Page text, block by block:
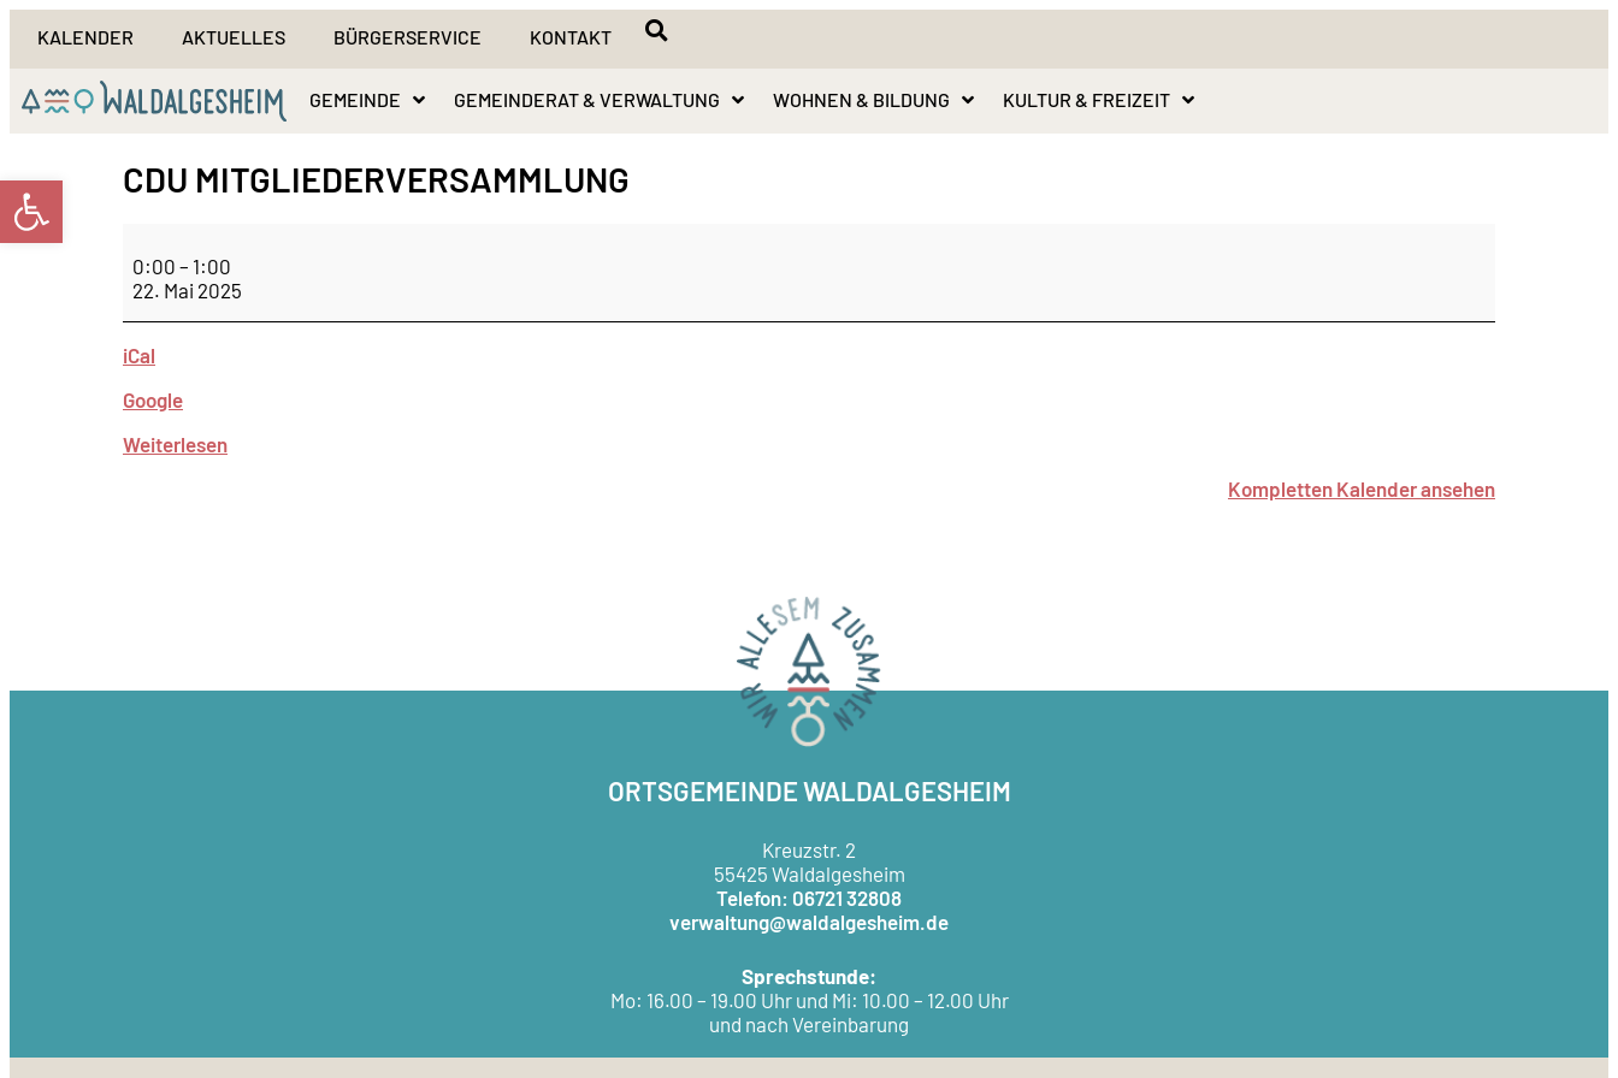
Werkzeugleiste öffnen
KALENDER AKTUELLES BÜRGERSERVICE KONTAKT
GEMEINDE GEMEINDERAT & VERWALTUNG WOHNEN & BILDUNG KULTUR & FREIZEIT
CDU MITGLIEDERVERSAMMLUNG
0:00 – 1:00
22. Mai 2025
iCal
Google
Weiterlesen
Kompletten Kalender ansehen
ORTSGEMEINDE WALDALGESHEIM
Kreuzstr. 2
55425 Waldalgesheim
Telefon: 06721 32808
verwaltung@waldalgesheim.de
Sprechstunde:
Mo: 16.00 – 19.00 Uhr und Mi: 10.00 – 12.00 Uhr
und nach Vereinbarung